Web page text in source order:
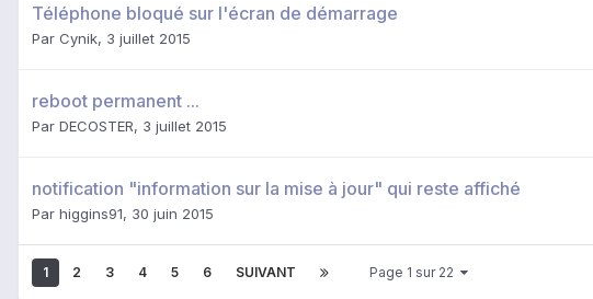
Téléphone bloqué sur l'écran de démarrage
Par Cynik, 3 juillet 2015
reboot permanent ...
Par DECOSTER, 3 juillet 2015
notification "information sur la mise à jour" qui reste affiché
Par higgins91, 30 juin 2015
1 2 3 4 5 6 SUIVANT Page 1 sur 22